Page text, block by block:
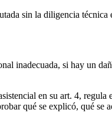
sin la diligencia técnica
inadecuada, si hay un
en su art. 4,
qué se explicó, qué se